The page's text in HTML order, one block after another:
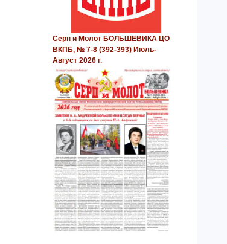
Серп и Молот БОЛЬШЕВИКА ЦО
ВКПБ, № 7-8 (392-393) Июль-
Август 2026 г.